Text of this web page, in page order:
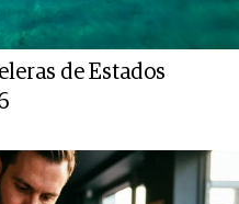
de Estados